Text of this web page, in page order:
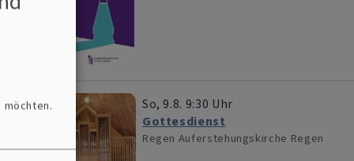
So, 9.8. 9:30 Uhr
Gottesdienst
Regen Auferstehungskirche Regen